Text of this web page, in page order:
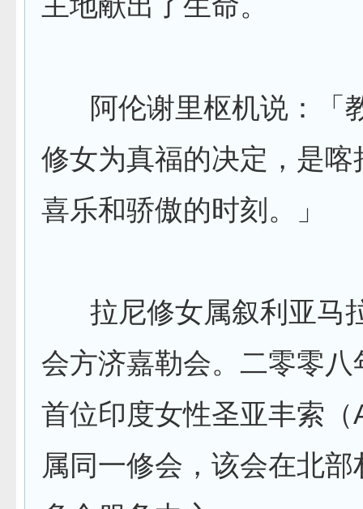
阿伦谢里枢机说：「
修女为真福的决定，是喀
喜乐和骄傲的时刻。」
拉尼修女属叙利亚马
会方济嘉勒会。二零零八
首位印度女性圣亚丰索（
属同一修会，该会在北